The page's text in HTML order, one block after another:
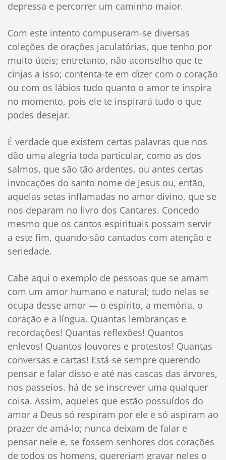
depressa e percorrer um caminho maior.
Com este intento compuseram-se diversas
coleções de orações jaculatórias, que tenho por
muito úteis; entretanto, não aconselho que te
cinjas a isso; contenta-te em dizer com o coração
ou com os lábios tudo quanto o amor te inspira
no momento, pois ele te inspirará tudo o que
podes desejar.
É verdade que existem certas palavras que nos
dão uma alegria toda particular, como as dos
salmos, que são tão ardentes, ou antes certas
invocações do santo nome de Jesus ou, então,
aquelas setas inflamadas no amor divino, que se
nos deparam no livro dos Cantares. Concedo
mesmo que os cantos espirituais possam servir
a este fim, quando são cantados com atenção e
seriedade.
Cabe aqui o exemplo de pessoas que se amam
com um amor humano e natural; tudo nelas se
ocupa desse amor — o espírito, a memória, o
coração e a língua. Quantas lembranças e
recordações! Quantas reflexões! Quantos
enlevos! Quantos louvores e protestos! Quantas
conversas e cartas! Está-se sempre querendo
pensar e falar disso e até nas cascas das árvores,
nos passeios. há de se inscrever uma qualquer
coisa. Assim, aqueles que estão possuídos do
amor a Deus só respiram por ele e só aspiram ao
prazer de amá-lo; nunca deixam de falar e
pensar nele e, se fossem senhores dos corações
de todos os homens, quereriam gravar neles o